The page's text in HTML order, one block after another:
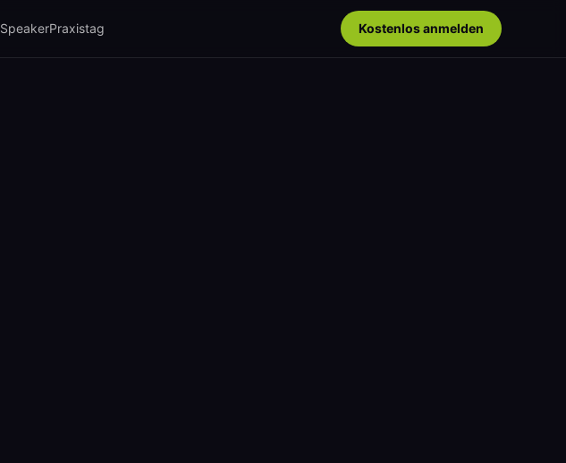
SpeakerPraxistag Kostenlos anmelden